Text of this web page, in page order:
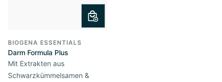
BIOGENA ESSENTIALS
Darm Formula Plus
Mit Extrakten aus
Schwarzkümmelsamen &